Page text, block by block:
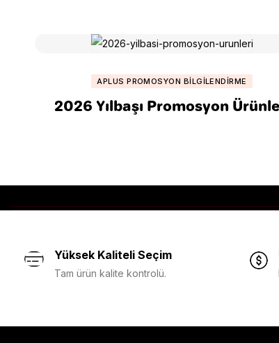
APLUS PROMOSYON BILGILENDIRME
2026 Yılbaşı Promosyon
Yüksek Kaliteli Seçim
Tam ürün kalite kontrolü.